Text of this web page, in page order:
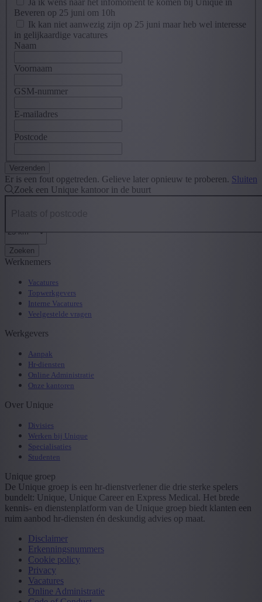
Beveren op 25 juni om 10h
Ik kan niet aanwezig zijn op 25 juni maar heb wel interesse
in gelijkaardige vacatures
Naam
Voornaam
GSM-nummer
E-mailadres
Postcode
Er is een fout opgetreden. Gelieve later opnieuw te proberen. Sluiten
Zoek een Unique kantoor in de buurt
Zoeken
Werknemers
Vacatures
Topwerkgevers
Interne Vacatures
Veelgestelde vragen
Werkgevers
Aanpak
Hr-diensten
Online Administratie
Onze kantoren
Over Unique
Divisies
Werken bij Unique
Specialisaties
Studenten
Unique groep
De Unique groep is een hr-dienstverlener die drie sterke spelers
bundelt: Unique, Unique Career en Express Medical. Het brede
kennis- en dienstenplatform van de Unique groep biedt klanten een
ruim aanbod hr-diensten én deskundig advies op maat.
Disclaimer
Erkenningsnummers
Cookie policy
Privacy
Vacatures
Online Administratie